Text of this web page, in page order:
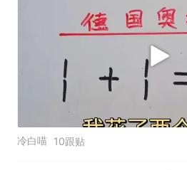
冷白喵 10跟贴